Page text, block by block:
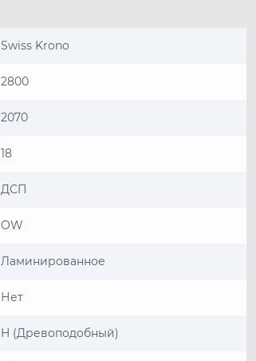
Swiss Krono
2800
2070
18
ДСП
OW
Ламинированное
Нет
H (Древоподобный)